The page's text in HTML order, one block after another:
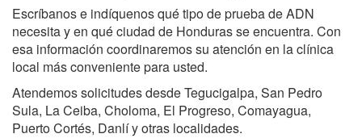
Escríbanos e indíquenos qué tipo de prueba de ADN
necesita y en qué ciudad de Honduras se encuentra. Con
esa información coordinaremos su atención en la clínica
local más conveniente para usted.
Atendemos solicitudes desde Tegucigalpa, San Pedro
Sula, La Ceiba, Choloma, El Progreso, Comayagua,
Puerto Cortés, Danlí y otras localidades.